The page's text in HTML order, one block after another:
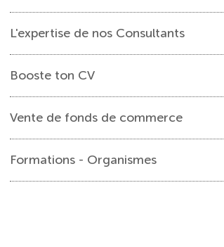
L'expertise de nos Consultants
Booste ton CV
Vente de fonds de commerce
Formations - Organismes